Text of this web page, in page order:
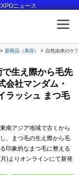
ニュース
新商品（美容） 自然由来のケ
生え際から毛先
会社マンダム・
ラッシュ まつ毛
南アジア地域で古くから
、まつ毛の生え際から毛
印象的なまつ毛に整える
)よりオンラインにて新発